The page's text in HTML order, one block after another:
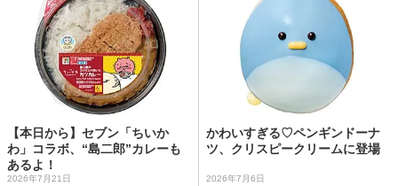
【本日から】セブン「ちいか
わ」コラボ、“島二郎”カレーも
あるよ！
2026年7月21日
かわいすぎる♡ペンギンドーナ
ツ、クリスピークリームに登場
2026年7月6日